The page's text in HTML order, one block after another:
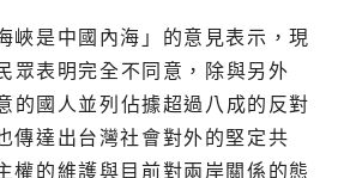
峽是中國內海」的意見表示，現
眾表明完全不同意，除與另外
的國人並列佔據超過八成的反對
傳達出台灣社會對外的堅定共
權的維護與目前對兩岸關係的態